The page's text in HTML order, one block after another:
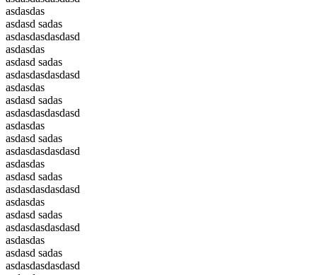
asdasdas
asdasd sadas
asdasdasdasdasd
asdasdas
asdasd sadas
asdasdasdasdasd
asdasdas
asdasd sadas
asdasdasdasdasd
asdasdas
asdasd sadas
asdasdasdasdasd
asdasdas
asdasd sadas
asdasdasdasdasd
asdasdas
asdasd sadas
asdasdasdasdasd
asdasdas
asdasd sadas
asdasdasdasdasd